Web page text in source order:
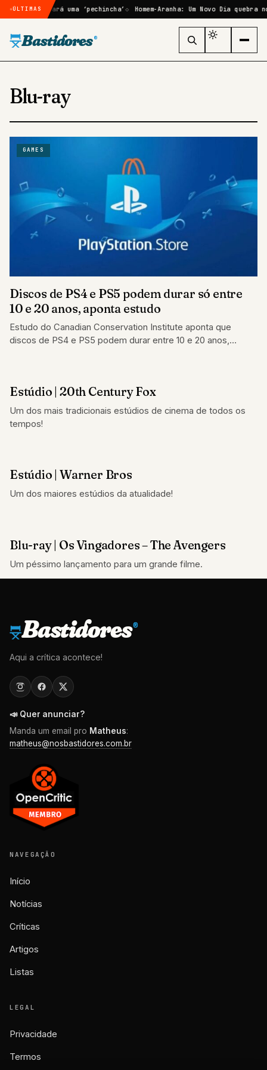
ÚLTIMAS
6 se provará uma ‘pechincha’ Homem-Aranha: Um Novo Dia quebra
Bastidores ®
Blu-ray
GAMES
Discos de PS4 e PS5 podem durar só entre
10 e 20 anos, aponta estudo
Estudo do Canadian Conservation Institute aponta que
discos de PS4 e PS5 podem durar entre 10 e 20 anos,
COLUNAS
Estúdio | 20th Century Fox
Um dos mais tradicionais estúdios de cinema de todos os
tempos!
COLUNAS
Estúdio | Warner Bros
Um dos maiores estúdios da atualidade!
SEM CLASSIFICAÇÃO
Blu-ray | Os Vingadores – The Avengers
Um péssimo lançamento para um grande filme.
Bastidores®
Aqui a crítica acontece!
📣 Quer anunciar?
Manda um email pro Matheus:
matheus@nosbastidores.com.br
NAVEGAÇÃO
Início
Notícias
Críticas
Artigos
Listas
LEGAL
Privacidade
Termos